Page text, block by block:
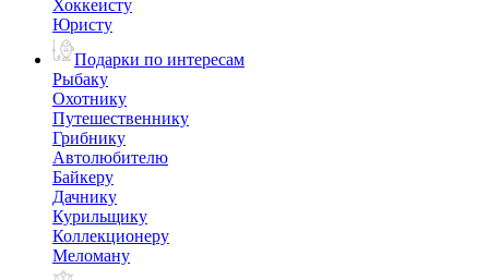
Хоккеисту
Юристу
Подарки по интересам
Рыбаку
Охотнику
Путешественнику
Грибнику
Автолюбителю
Байкеру
Дачнику
Курильщику
Коллекционеру
Меломану